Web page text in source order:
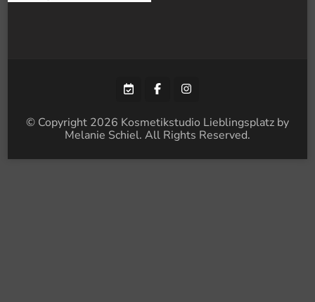
© Copyright 2026 Kosmetikstudio Lieblingsplatz by
Melanie Schiel. All Rights Reserved.